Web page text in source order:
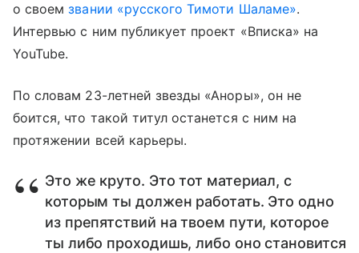
о своемзвании «русского Тимоти Шаламе».
Интервью с ним публикует проект «Вписка» на
YouTube.
По словам 23-летней звезды «Аноры», он не
боится, что такой титул останется с ним на
протяжении всей карьеры.
Это же круто. Это тот материал, с
которым ты должен работать. Это одно
из препятствий на твоем пути, которое
ты либо проходишь, либо оно становится